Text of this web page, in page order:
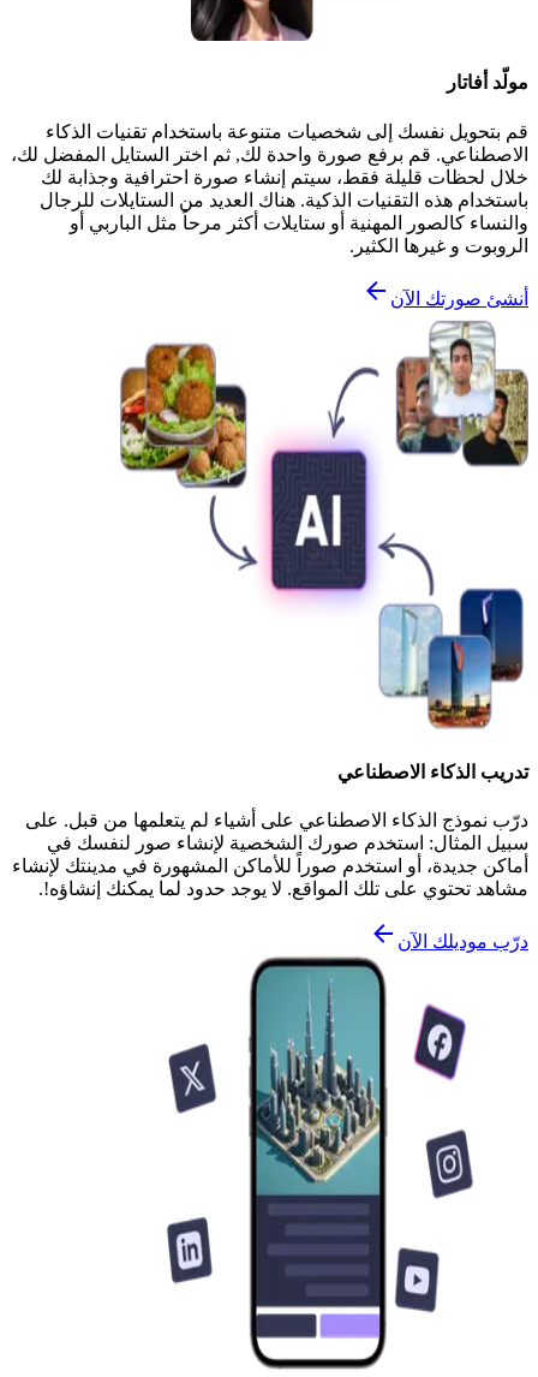
مولّد أفاتار
قم بتحويل نفسك إلى شخصيات متنوعة باستخدام تقنيات الذكاء
الاصطناعي. قم برفع صورة واحدة لك, ثم اختر الستايل المفضل لك،
خلال لحظات قليلة فقط، سيتم إنشاء صورة احترافية وجذابة لك
باستخدام هذه التقنيات الذكية. هناك العديد من الستايلات للرجال
والنساء كالصور المهنية أو ستايلات أكثر مرحاً مثل الباربي أو
الروبوت و غيرها الكثير.
أنشئ صورتك الآن
تدريب الذكاء الاصطناعي
درّب نموذج الذكاء الاصطناعي على أشياء لم يتعلمها من قبل. على
سبيل المثال: استخدم صورك الشخصية لإنشاء صور لنفسك في
أماكن جديدة، أو استخدم صوراً للأماكن المشهورة في مدينتك لإنشاء
مشاهد تحتوي على تلك المواقع. لا يوجد حدود لما يمكنك إنشاؤه!.
درّب موديلك الآن